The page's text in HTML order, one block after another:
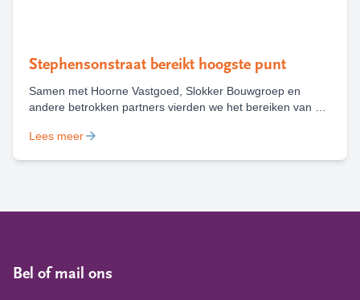
Stephensonstraat bereikt hoogste punt
Samen met Hoorne Vastgoed, Slokker Bouwgroep en
andere betrokken partners vierden we het bereiken van het
Haarlem. Waar in oktober 2024 nog een bouwbord stond,
Lees meer
Bel of mail ons